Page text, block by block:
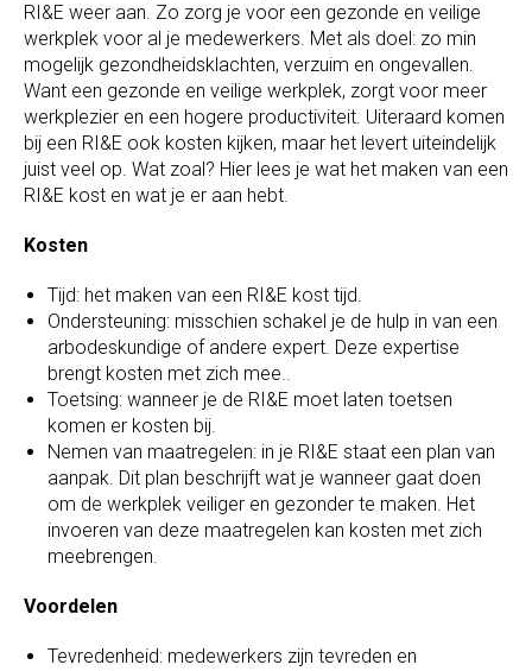
RI&E weer aan. Zo zorg je voor een gezonde en veilige
werkplek voor al je medewerkers. Met als doel: zo min
mogelijk gezondheidsklachten, verzuim en ongevallen.
Want een gezonde en veilige werkplek, zorgt voor meer
werkplezier en een hogere productiviteit. Uiteraard komen
bij een RI&E ook kosten kijken, maar het levert uiteindelijk
juist veel op. Wat zoal? Hier lees je wat het maken van een
RI&E kost en wat je er aan hebt.
Kosten
Tijd: het maken van een RI&E kost tijd.
Ondersteuning: misschien schakel je de hulp in van een
arbodeskundige of andere expert. Deze expertise
brengt kosten met zich mee..
Toetsing: wanneer je de RI&E moet laten toetsen
komen er kosten bij.
Nemen van maatregelen: in je RI&E staat een plan van
aanpak. Dit plan beschrijft wat je wanneer gaat doen
om de werkplek veiliger en gezonder te maken. Het
invoeren van deze maatregelen kan kosten met zich
meebrengen.
Voordelen
Tevredenheid: medewerkers zijn tevreden en